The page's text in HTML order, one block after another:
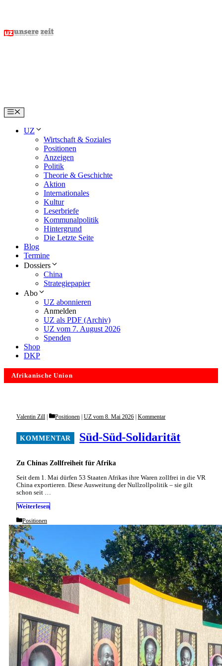
content
Menu
UZ
Wirtschaft & Soziales
Positionen
Anzeigen
Politik
Theorie & Geschichte
Aktion
Internationales
Kultur
Leserbriefe
Kommunalpolitik
Hintergrund
Die Letzte Seite
Blog
Termine
Dossiers
China
Strategiepapier
Abo
UZ abonnieren
Anmelden
UZ als PDF (Archiv)
UZ vom 7. August 2026
Spenden
Shop
DKP
Afrikanische Union
Zu Chinas Zollfreiheit für Afrika
Süd-Süd-Solidarität
Valentin Zill Categories
Positionen UZ vom 8. Mai 2026 Kommentar
Seit dem 1. Mai dürfen 53 Staaten Afrikas ihre Waren zollfrei in die VR
China exportieren. Diese Ausweitung der Nullzollpolitik – sie gilt
schon seit …
Weiterlesen
Categories
Positionen